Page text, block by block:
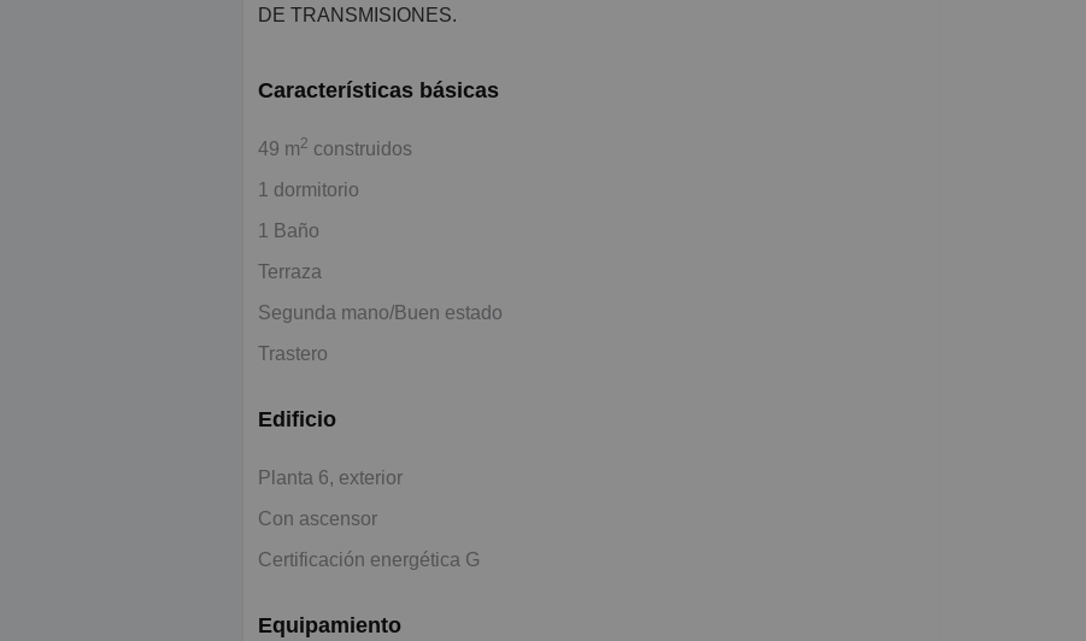
DE TRANSMISIONES.
Características básicas
49 m2 construidos
1 dormitorio
1 Baño
Terraza
Segunda mano/Buen estado
Trastero
Edificio
Planta 6, exterior
Con ascensor
Certificación energética G
Equipamiento